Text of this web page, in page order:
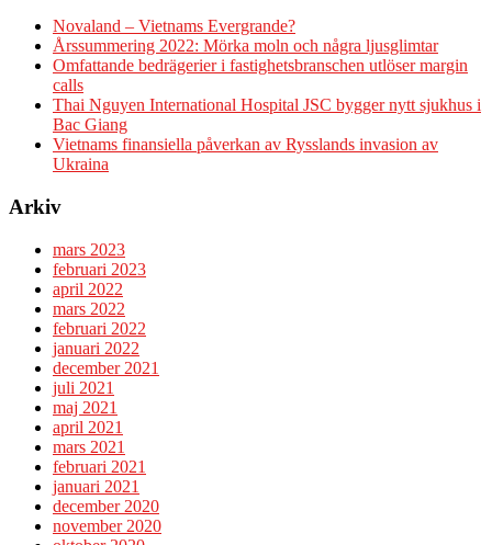
Novaland – Vietnams Evergrande?
Årssummering 2022: Mörka moln och några ljusglimtar
Omfattande bedrägerier i fastighetsbranschen utlöser margin
calls
Thai Nguyen International Hospital JSC bygger nytt sjukhus i
Bac Giang
Vietnams finansiella påverkan av Rysslands invasion av
Ukraina
Arkiv
mars 2023
februari 2023
april 2022
mars 2022
februari 2022
januari 2022
december 2021
juli 2021
maj 2021
april 2021
mars 2021
februari 2021
januari 2021
december 2020
november 2020